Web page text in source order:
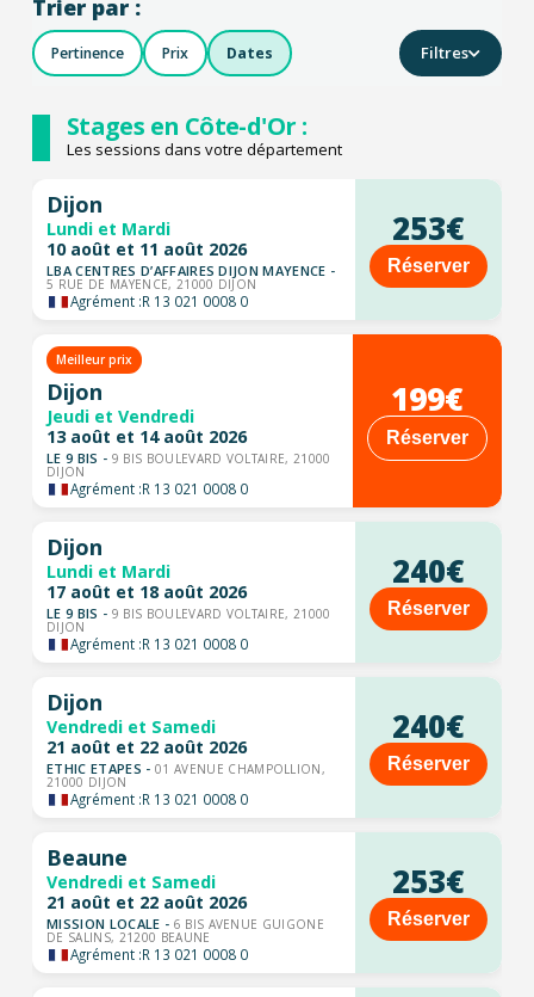
Trier par :
Pertinence Prix Dates Filtres
Stages en Côte-d'Or :
Les sessions dans votre département
Dijon
Lundi et Mardi
10 août et 11 août 2026
LBA CENTRES D’AFFAIRES DIJON MAYENCE -
5 RUE DE MAYENCE, 21000 DIJON
Agrément :R 13 021 0008 0
253€
Réserver
Meilleur prix
Dijon
Jeudi et Vendredi
13 août et 14 août 2026
LE 9 BIS - 9 BIS BOULEVARD VOLTAIRE, 21000
DIJON
Agrément :R 13 021 0008 0
199€
Réserver
Dijon
Lundi et Mardi
17 août et 18 août 2026
LE 9 BIS - 9 BIS BOULEVARD VOLTAIRE, 21000
DIJON
Agrément :R 13 021 0008 0
240€
Réserver
Dijon
Vendredi et Samedi
21 août et 22 août 2026
ETHIC ETAPES - 01 AVENUE CHAMPOLLION,
21000 DIJON
Agrément :R 13 021 0008 0
240€
Réserver
Beaune
Vendredi et Samedi
21 août et 22 août 2026
MISSION LOCALE - 6 BIS AVENUE GUIGONE
DE SALINS, 21200 BEAUNE
Agrément :R 13 021 0008 0
253€
Réserver